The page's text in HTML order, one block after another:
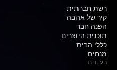
רשת חברתית
קיר של אהבה
הפנה חבר
תוכנית היוצרים
כללי הבית
מנחים
רעיונות